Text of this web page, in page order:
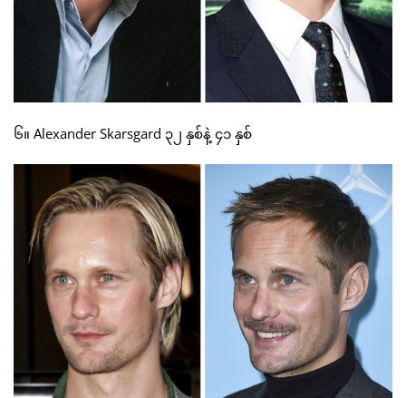
၆။ Alexander Skarsgard ၃၂ နှစ်နဲ့ ၄၁ နှစ်